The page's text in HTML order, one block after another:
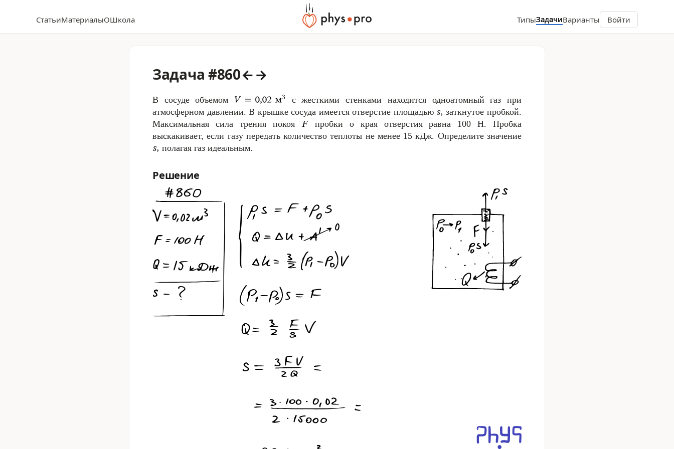
ТипыЗадачиВарианты Войти
СтатьиМатериалыОШкола
Задача #860←→
В сосуде объемом
с жесткими стенками находится одноатомный газ при
атмосферном давлении. В крышке сосуда имеется отверстие площадью
заткнутое пробкой.
Максимальная сила трения покоя
пробки о края отверстия равна 100 Н. Пробка
выскакивает, если газу передать количество теплоты не менее 15 кДж. Определите значение
полагая газ идеальным.
Решение